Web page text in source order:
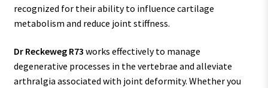
recognized for their ability to influence cartilage
metabolism and reduce joint stiffness.
Dr Reckeweg R73 works effectively to manage
degenerative processes in the vertebrae and alleviate
arthralgia associated with joint deformity. Whether you